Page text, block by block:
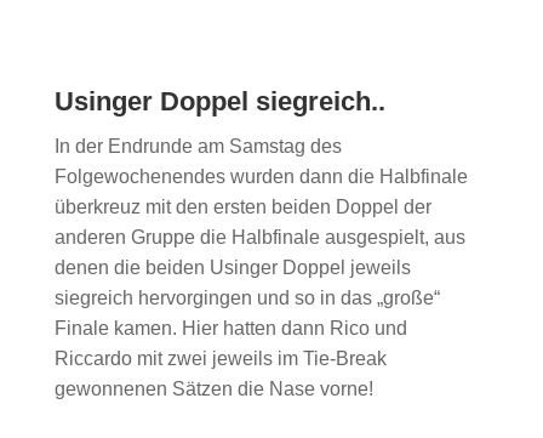
Usinger Doppel siegreich..
In der Endrunde am Samstag des
Folgewochenendes wurden dann die Halbfinale
überkreuz mit den ersten beiden Doppel der
anderen Gruppe die Halbfinale ausgespielt, aus
denen die beiden Usinger Doppel jeweils
siegreich hervorgingen und so in das „große“
Finale kamen. Hier hatten dann Rico und
Riccardo mit zwei jeweils im Tie-Break
gewonnenen Sätzen die Nase vorne!